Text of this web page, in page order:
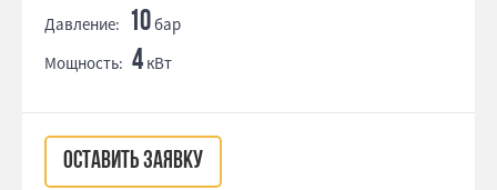
Давление: 10бар
Мощность: 4 кВт
ОСТАВИТЬ ЗАЯВКУ